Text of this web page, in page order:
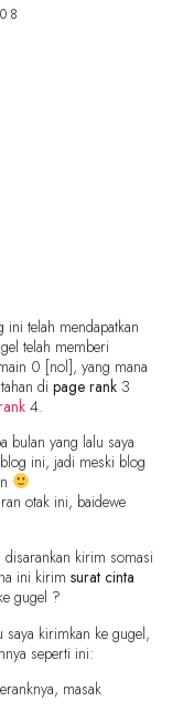
telah mendapatkan
telah memberi
0 [nol], yang mana
di page rank 3
4.
bulan yang lalu saya
ini, jadi meski blog
otak ini, baidewe
disarankan kirim somasi
ini kirim surat cinta
gugel ?
saya kirimkan ke gugel,
seperti ini:
masak